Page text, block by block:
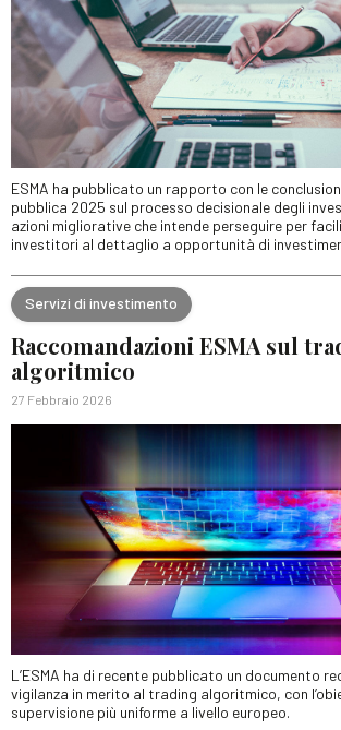
ESMA ha pubblicato un rapporto con le
pubblica 2025 sul processo decisionale degli
azioni migliorative che intende perseguire per
investitori al dettaglio a opportunità di
Servizi di investimento
Raccomandazioni ESMA sul
algoritmico
27 Febbraio 2026
L’ESMA ha di recente pubblicato un documento
vigilanza in merito al trading algoritmico, con
supervisione più uniforme a livello europeo.